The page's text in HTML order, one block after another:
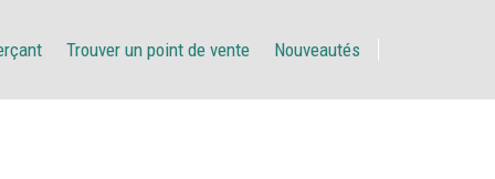
Trouver un point de vente Nouveautés